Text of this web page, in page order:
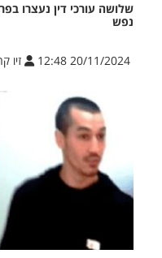
שלושה עורכי דין נעצרו
נפש
20/11/2024 12:48 זיו